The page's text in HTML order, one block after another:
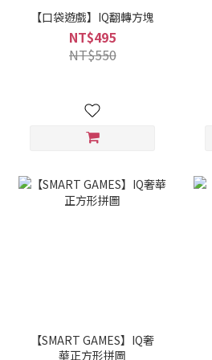
【口袋遊戲】IQ翻轉方塊
NT$495
NT$550
【SMART GAMES】IQ奢
華正方形拼圖